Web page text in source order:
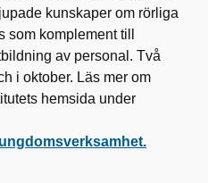
kunskaper om rörliga
som komplement till
av personal. Två
i oktober. Läs mer om
hemsida under